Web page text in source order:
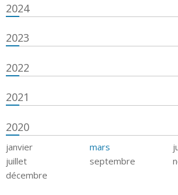
2024
2023
2022
2021
2020
janvier mars
juillet
septembre
décembre